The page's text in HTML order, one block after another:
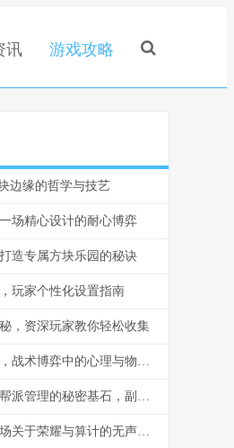
讯 游戏攻略
边缘的哲学与技艺
场精心设计的耐心博弈
造专属方块乐园的秘诀
玩家个性化设置指南
，资深玩家教你轻松收集
和平精英旋转陀螺是什么，战术博弈中的心理与物理轴心
我的世界黑帮仓库指令，帮派管理的秘密基石，副标题，指令构筑的地下秩序与财富堡垒
王者荣耀卡分巅峰赛，一场关于荣耀与算计的无声战争